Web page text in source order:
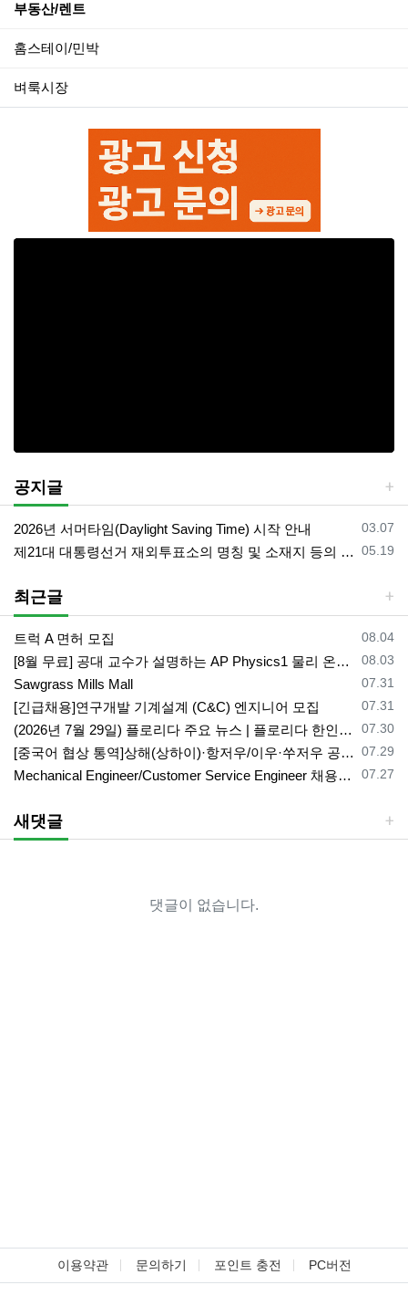
부동산/렌트
홈스테이/민박
벼룩시장
공지글
등록일
03.07
2026년 서머타임(Daylight Saving Time) 시작 안내
등록일
05.19
제21대 대통령선거 재외투표소의 명칭 및 소재지 등의 공고/올랜도 제외 투표소
최근글
등록일
08.04
트럭 A 면허 모집
등록일
08.03
[8월 무료] 공대 교수가 설명하는 AP Physics1 물리 온라인 강의
등록일
07.31
Sawgrass Mills Mall
등록일
07.31
[긴급채용]연구개발 기계설계 (C&C) 엔지니어 모집
등록일
07.30
(2026년 7월 29일) 플로리다 주요 뉴스 | 플로리다 한인 닷컴
등록일
07.29
[중국어 협상 통역]상해(상하이)·항저우/이우·쑤저우 공급·제조 업체,공장 미팅 & 전시회 한중 원어민 프리랜서 비즈니스 통역사
등록일
07.27
Mechanical Engineer/Customer Service Engineer 채용중입니다.
새댓글
댓글이 없습니다.
이용약관 문의하기 포인트 충전 PC버전